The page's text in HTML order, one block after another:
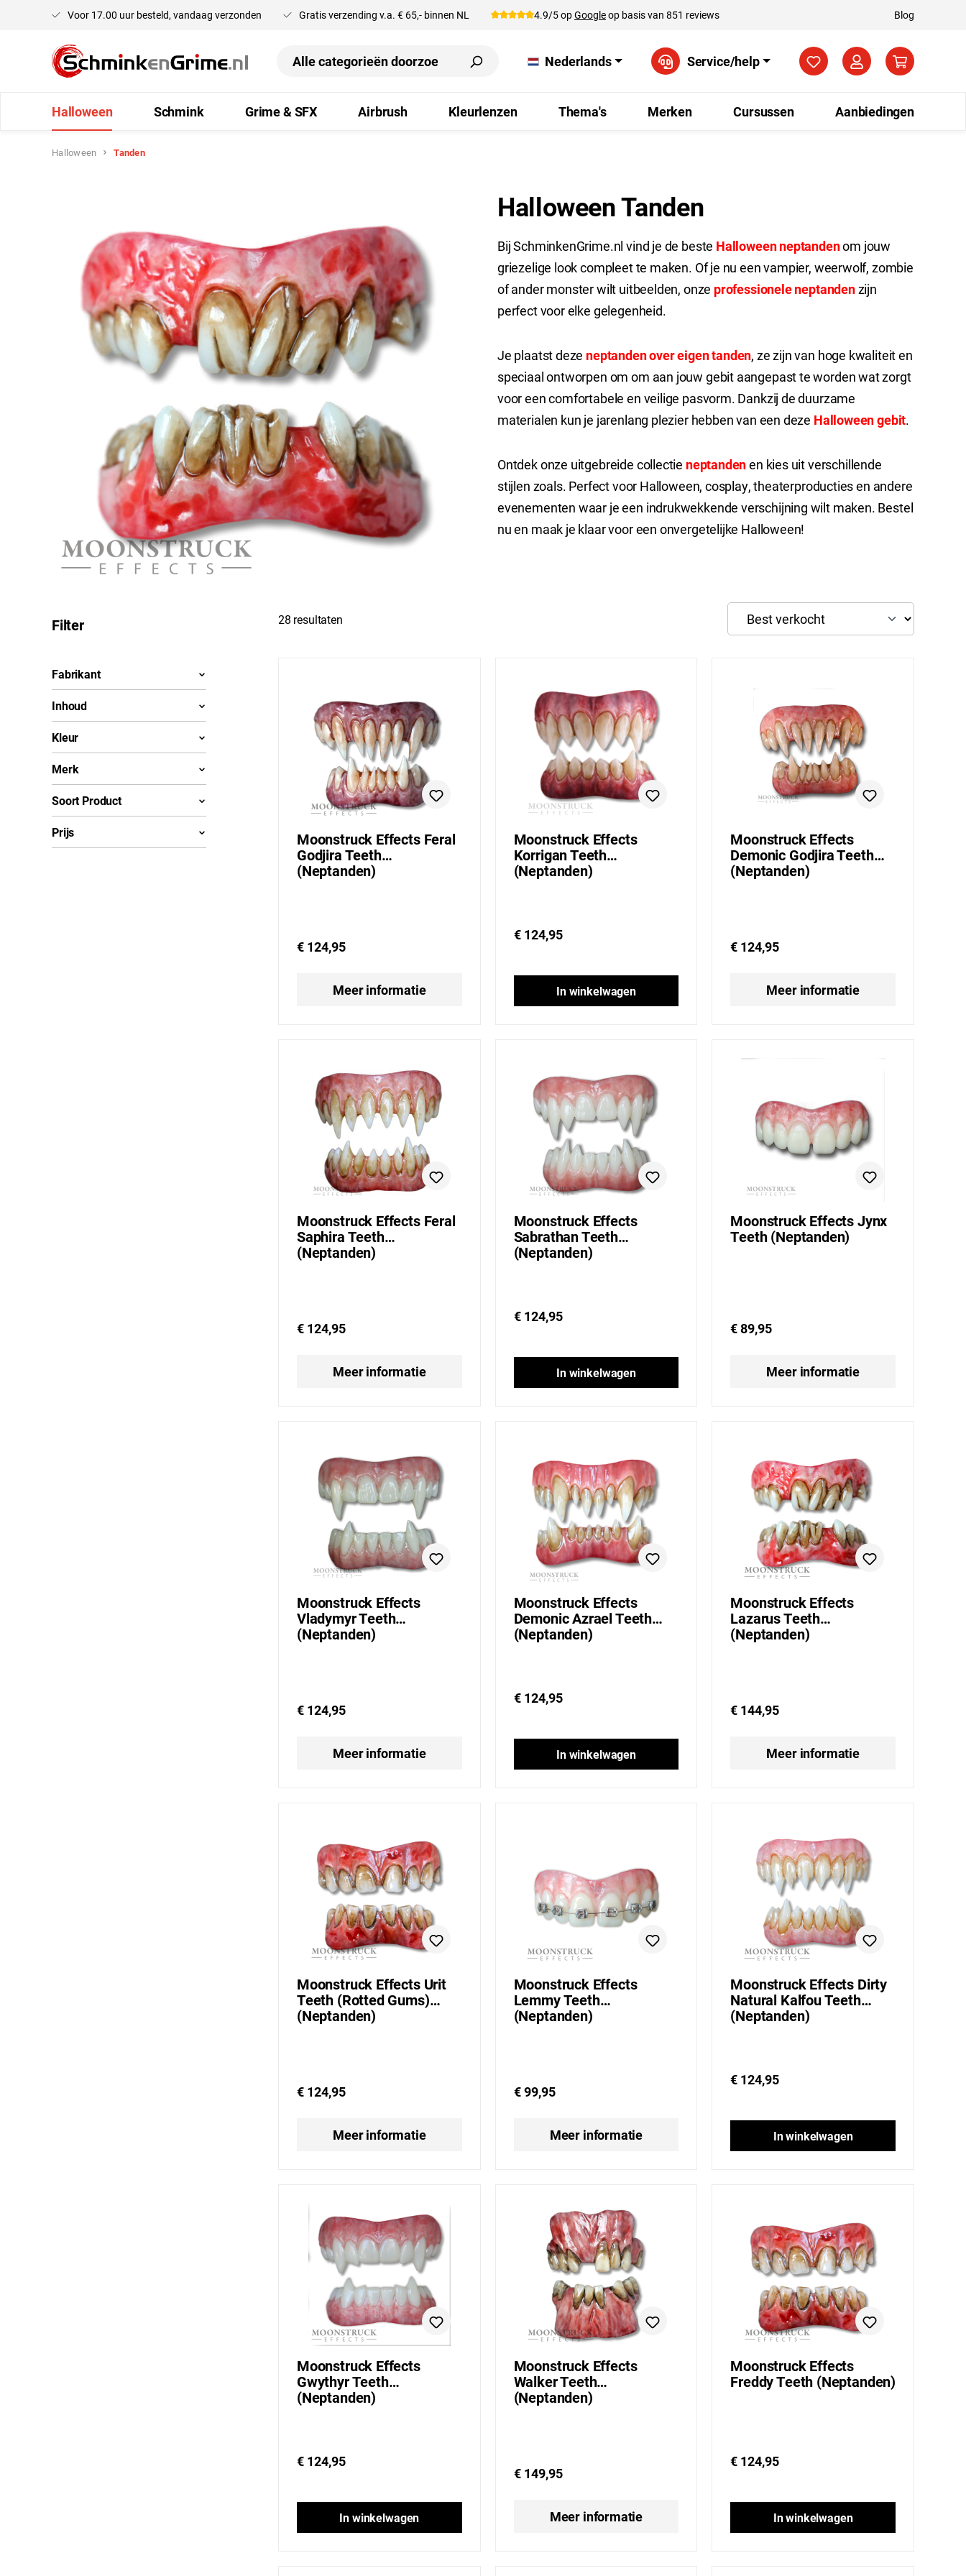
Ga naar de hoofdnavigatie
Voor 17.00 uur besteld, vandaag verzonden Gratis verzending v.a. € 65,- binnen NL 4.9/5 opGoogleop basis van 851 reviews Blog
Nederlands Service/help Je hebt 0 items op je
Halloween Schmink Grime & SFX Airbrush Kleurlenzen Thema's Merken Cursussen Aanbiedingen
Halloween Tanden
Halloween Tanden
Bij SchminkenGrime.nl vind je de beste Halloween neptandenom jouw
griezelige look compleet te maken. Of je nu een vampier, weerwolf, zombie
of ander monster wilt uitbeelden, onze professionele neptandenzijn
perfect voor elke gelegenheid.
Je plaatst deze neptanden over eigen tanden, ze zijn van hoge kwaliteit en
speciaal ontworpen om om aan jouw gebit aangepast te worden wat zorgt
voor een comfortabele en veilige pasvorm. Dankzij de duurzame
materialen kun je jarenlang plezier hebben van een deze Halloween gebit.
Ontdek onze uitgebreide collectie neptandenen kies uit verschillende
stijlen zoals. Perfect voor Halloween, cosplay, theaterproducties en andere
evenementen waar je een indrukwekkende verschijning wilt maken. Bestel
nu en maak je klaar voor een onvergetelijke Halloween!
Filter
Fabrikant
Inhoud
Kleur
Merk
Soort Product
Prijs
28 resultaten
Moonstruck Effects Feral
Godjira Teeth
(Neptanden)
€ 124,95
Meer informatie
Moonstruck Effects
Korrigan Teeth
(Neptanden)
€ 124,95
In winkelwagen
Moonstruck Effects
Demonic Godjira Teeth
(Neptanden)
€ 124,95
Meer informatie
Moonstruck Effects Feral
Saphira Teeth
(Neptanden)
€ 124,95
Meer informatie
Moonstruck Effects
Sabrathan Teeth
(Neptanden)
€ 124,95
In winkelwagen
Moonstruck Effects Jynx
Teeth (Neptanden)
€ 89,95
Meer informatie
Moonstruck Effects
Vladymyr Teeth
(Neptanden)
€ 124,95
Meer informatie
Moonstruck Effects
Demonic Azrael Teeth
(Neptanden)
€ 124,95
In winkelwagen
Moonstruck Effects
Lazarus Teeth
(Neptanden)
€ 144,95
Meer informatie
Moonstruck Effects Urit
Teeth (Rotted Gums)
(Neptanden)
€ 124,95
Meer informatie
Moonstruck Effects
Lemmy Teeth
(Neptanden)
€ 99,95
Meer informatie
Moonstruck Effects Dirty
Natural Kalfou Teeth
(Neptanden)
€ 124,95
In winkelwagen
Moonstruck Effects
Gwythyr Teeth
(Neptanden)
€ 124,95
In winkelwagen
Moonstruck Effects
Walker Teeth
(Neptanden)
€ 149,95
Meer informatie
Moonstruck Effects
Freddy Teeth (Neptanden)
€ 124,95
In winkelwagen